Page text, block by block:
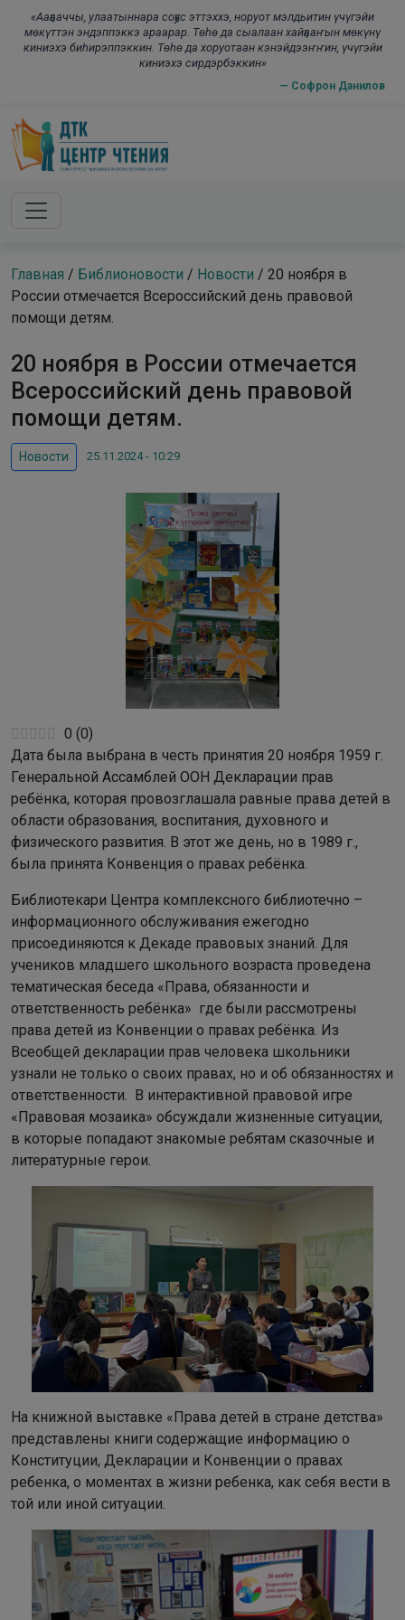
«Ааҕааччы, улаатыннара соҕус эттэххэ, норуот мэлдьитин үчүгэйи
мөкүттэн эндэппэккэ араарар. Төһө да сыалаан хайҕааҥын мөкүнү
киниэхэ биһирэппэккин. Төһө да хоруотаан кэнэйдээҥҥин, үчүгэйи
киниэхэ сирдэрбэккин»
— Софрон Данилов
Skip to main content
Главная / Библионовости / Новости / 20 ноября в
России отмечается Всероссийский день правовой
помощи детям.
20 ноября в России отмечается
Всероссийский день правовой
помощи детям.
Новости 25.11.2024 - 10:29
0 (0)
Дата была выбрана в честь принятия 20 ноября 1959 г.
Генеральной Ассамблей ООН Декларации прав
ребёнка, которая провозглашала равные права детей в
области образования, воспитания, духовного и
физического развития. В этот же день, но в 1989 г.,
была принята Конвенция о правах ребёнка.
Библиотекари Центра комплексного библиотечно –
информационного обслуживания ежегодно
присоединяются к Декаде правовых знаний. Для
учеников младшего школьного возраста проведена
тематическая беседа «Права, обязанности и
ответственность ребёнка» где были рассмотрены
права детей из Конвенции о правах ребёнка. Из
Всеобщей декларации прав человека школьники
узнали не только о своих правах, но и об обязанностях и
ответственности. В интерактивной правовой игре
«Правовая мозаика» обсуждали жизненные ситуации,
в которые попадают знакомые ребятам сказочные и
литературные герои.
На книжной выставке «Права детей в стране детства»
представлены книги содержащие информацию о
Конституции, Декларации и Конвенции о правах
ребенка, о моментах в жизни ребенка, как себя вести в
той или иной ситуации.